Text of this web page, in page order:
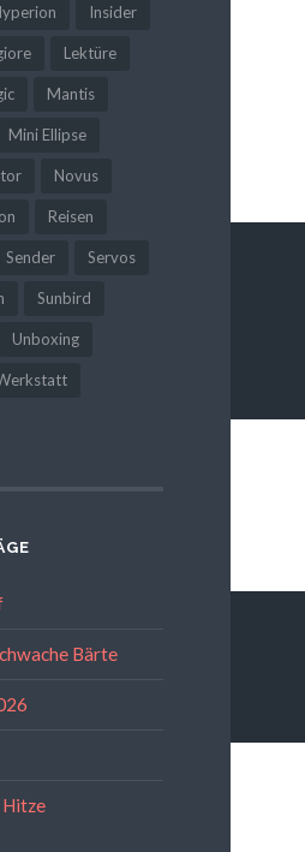
Insider
Lektüre
Mantis
Mini Ellipse
Novus
Reisen
Sender Servos
Sunbird
Unboxing
Bärte